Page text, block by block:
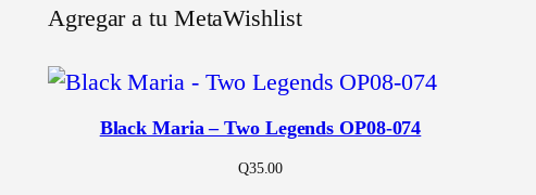
Agregar a tu MetaWishlist
Black Maria – Two Legends OP08-074
Q35.00